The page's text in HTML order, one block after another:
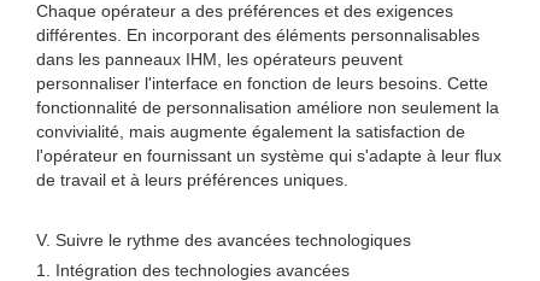
Chaque opérateur a des préférences et des exigences
différentes. En incorporant des éléments personnalisables
dans les panneaux IHM, les opérateurs peuvent
personnaliser l'interface en fonction de leurs besoins. Cette
fonctionnalité de personnalisation améliore non seulement la
convivialité, mais augmente également la satisfaction de
l'opérateur en fournissant un système qui s'adapte à leur flux
de travail et à leurs préférences uniques.
V. Suivre le rythme des avancées technologiques
1. Intégration des technologies avancées